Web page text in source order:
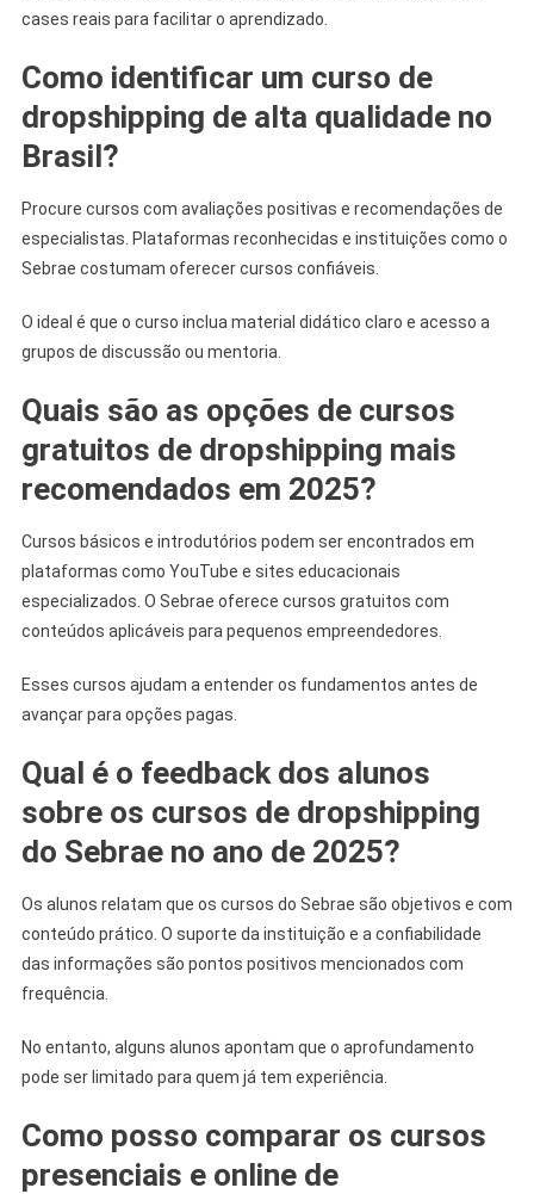
cases reais para facilitar o aprendizado.
Como identificar um curso de
dropshipping de alta qualidade no
Brasil?
Procure cursos com avaliações positivas e recomendações de
especialistas. Plataformas reconhecidas e instituições como o
Sebrae costumam oferecer cursos confiáveis.
O ideal é que o curso inclua material didático claro e acesso a
grupos de discussão ou mentoria.
Quais são as opções de cursos
gratuitos de dropshipping mais
recomendados em 2025?
Cursos básicos e introdutórios podem ser encontrados em
plataformas como YouTube e sites educacionais
especializados. O Sebrae oferece cursos gratuitos com
conteúdos aplicáveis para pequenos empreendedores.
Esses cursos ajudam a entender os fundamentos antes de
avançar para opções pagas.
Qual é o feedback dos alunos
sobre os cursos de dropshipping
do Sebrae no ano de 2025?
Os alunos relatam que os cursos do Sebrae são objetivos e com
conteúdo prático. O suporte da instituição e a confiabilidade
das informações são pontos positivos mencionados com
frequência.
No entanto, alguns alunos apontam que o aprofundamento
pode ser limitado para quem já tem experiência.
Como posso comparar os cursos
presenciais e online de